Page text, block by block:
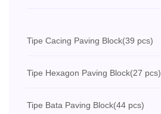
Tipe Cacing Paving Block(39 pcs)
Tipe Hexagon Paving Block(27 pcs)
Tipe Bata Paving Block(44 pcs)